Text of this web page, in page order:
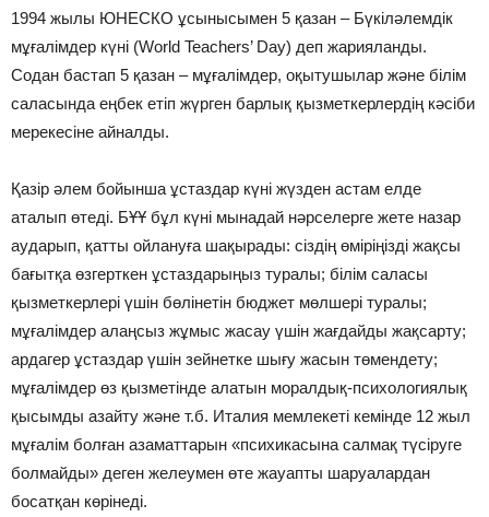
1994 жылы ЮНЕСКО ұсынысымен 5 қазан – Бүкіләлемдік
мұғалімдер күні (World Teachers’ Day) деп жарияланды.
Содан бастап 5 қазан – мұғалімдер, оқытушылар және білім
саласында еңбек етіп жүрген барлық қызметкерлердің кәсіби
мерекесіне айналды.
Қазір әлем бойынша ұстаздар күні жүзден астам елде
аталып өтеді. БҰҰ бұл күні мынадай нәрселерге жете назар
аударып, қатты ойлануға шақырады: сіздің өміріңізді жақсы
бағытқа өзгерткен ұстаздарыңыз туралы; білім саласы
қызметкерлері үшін бөлінетін бюджет мөлшері туралы;
мұғалімдер алаңсыз жұмыс жасау үшін жағдайды жақсарту;
ардагер ұстаздар үшін зейнетке шығу жасын төмендету;
мұғалімдер өз қызметінде алатын моралдық-психологиялық
қысымды азайту және т.б. Италия мемлекеті кемінде 12 жыл
мұғалім болған азаматтарын «психикасына салмақ түсіруге
болмайды» деген желеумен өте жауапты шаруалардан
босатқан көрінеді.